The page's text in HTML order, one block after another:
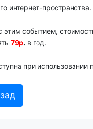
интернет-пространства.
этим событием,
79р. в год.
при использовании